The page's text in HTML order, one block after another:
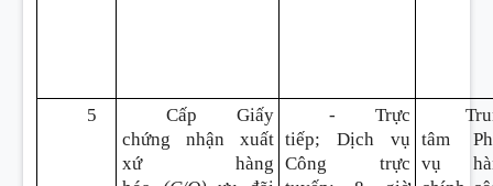
5
Cấp Giấy
chứng nhận xuất
xứ hàng
- Trực
tiếp; Dịch vụ
Công trực
tâm
vụ